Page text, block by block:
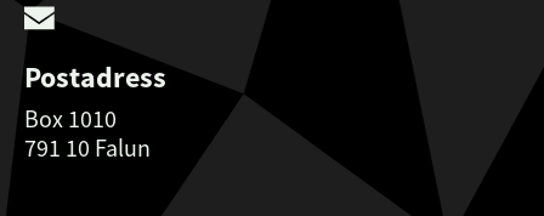
Postadress
Box 1010
791 10 Falun